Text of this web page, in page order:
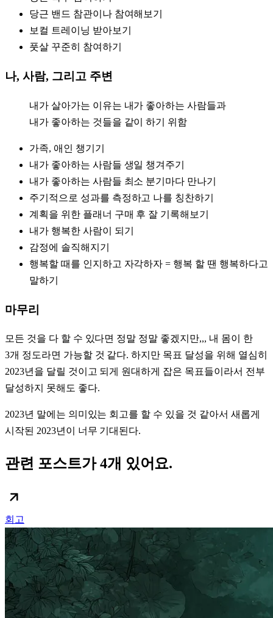
당근 밴드 참관이나 참여해보기
보컬 트레이닝 받아보기
풋살 꾸준히 참여하기
나, 사람, 그리고 주변
내가 살아가는 이유는 내가 좋아하는 사람들과
내가 좋아하는 것들을 같이 하기 위함
가족, 애인 챙기기
내가 좋아하는 사람들 생일 챙겨주기
내가 좋아하는 사람들 최소 분기마다 만나기
주기적으로 성과를 측정하고 나를 칭찬하기
계획을 위한 플래너 구매 후 잘 기록해보기
내가 행복한 사람이 되기
감정에 솔직해지기
행복할 때를 인지하고 자각하자 = 행복 할 땐 행복하다고
말하기
마무리
모든 것을 다 할 수 있다면 정말 정말 좋겠지만,,, 내 몸이 한
3개 정도라면 가능할 것 같다. 하지만 목표 달성을 위해 열심히
2023년을 달릴 것이고 되게 원대하게 잡은 목표들이라서 전부
달성하지 못해도 좋다.
2023년 말에는 의미있는 회고를 할 수 있을 것 같아서 새롭게
시작된 2023년이 너무 기대된다.
관련 포스트가 4개 있어요.
회고